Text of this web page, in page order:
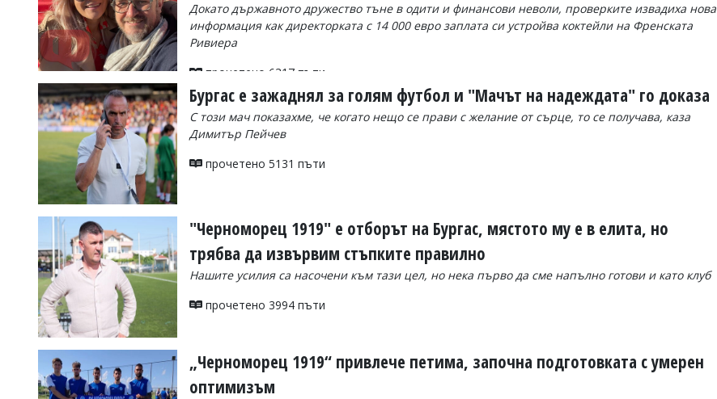
коментар,
сигнализирайте
Докато държавното дружество тъне в одити и финансови неволи, проверките извадиха нова
информация как директорката с 14 000 евро заплата си устройва коктейли на Френската
Ривиера
прочетено 6317 пъти
Бургас е зажаднял за голям футбол и "Мачът на надеждата" го доказа
С този мач показахме, че когато нещо се прави с желание от сърце, то се получава, каза
Димитър Пейчев
прочетено 5131 пъти
"Черноморец 1919" е отборът на Бургас, мястото му е в елита, но
трябва да извървим стъпките правилно
Нашите усилия са насочени към тази цел, но нека първо да сме напълно готови и като клуб
прочетено 3994 пъти
„Черноморец 1919“ привлече петима, започна подготовката с умерен
оптимизъм